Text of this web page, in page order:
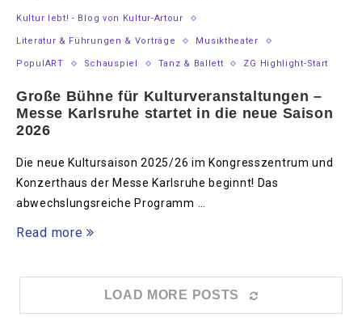
Kultur lebt! - Blog von Kultur-Artour
Literatur & Führungen & Vorträge Musiktheater
PopulART Schauspiel Tanz & Ballett ZG Highlight-Start
Große Bühne für Kulturveranstaltungen –
Messe Karlsruhe startet in die neue Saison
2026
Die neue Kultursaison 2025/26 im Kongresszentrum und
Konzerthaus der Messe Karlsruhe beginnt! Das
abwechslungsreiche Programm …
Read more
LOAD MORE POSTS